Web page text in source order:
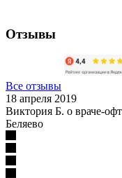
Отзывы
Все отзывы
18 апреля 2019
Виктория Б. о враче-
Беляево